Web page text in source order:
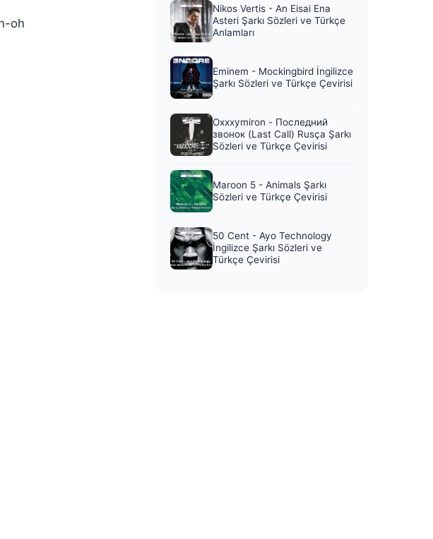
oh
Nikos Vertis - An Eisai Ena
Asteri Şarkı Sözleri ve Türkçe
Anlamları
Eminem - Mockingbird İngilizce
Şarkı Sözleri ve Türkçe Çevirisi
Oxxxymiron - Последний
звонок (Last Call) Rusça Şarkı
Sözleri ve Türkçe Çevirisi
Maroon 5 - Animals Şarkı
Sözleri ve Türkçe Çevirisi
50 Cent - Ayo Technology
İngilizce Şarkı Sözleri ve
Türkçe Çevirisi